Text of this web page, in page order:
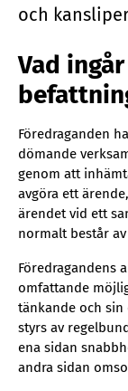
och
Vad
Föredraganden
dömande
genom att
avgöra ett
ärendet vid ett
normalt består
Föredragandens
omfattande
tänkande och sin
styrs av
ena sidan
andra sidan